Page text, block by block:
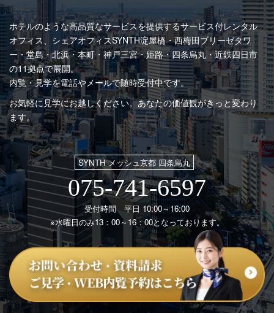
ホテルのような高品質なサービスを提供するサービス付レンタル
オフィス、シェアオフィスSYNTH淀屋橋・西梅田ブリーゼタワ
ー・堂島・北浜・本町・神戸三宮・姫路・四条烏丸・近鉄四日市
の11拠点で展開。
内覧・見学を電話やメールで随時受付中です。
お気軽に見学にお越しください。あなたの価値観がきっと変わり
ます。
SYNTH メッシュ京都 四条烏丸
075-741-6597
受付時間 平日 10:00～16:00
※水曜日のみ13：00～16：00となっております。